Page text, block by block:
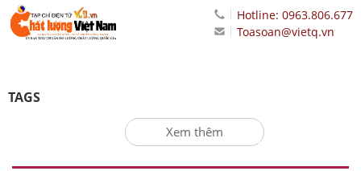
Hotline: 0963.806.677
Toasoan@vietq.vn
TAGS
Xem thêm